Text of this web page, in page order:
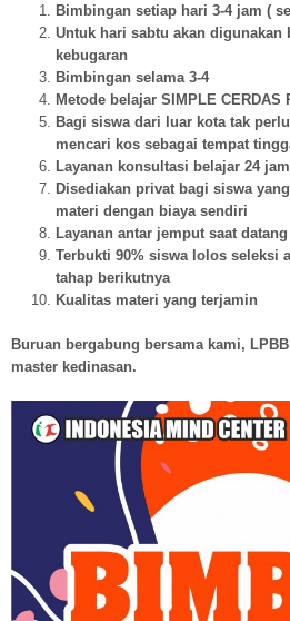
Bimbingan setiap hari 3-4 jam (
Untuk hari sabtu akan digunakan
kebugaran
Bimbingan selama 3-4
Metode belajar SIMPLE CERDAS
Bagi siswa dari luar kota tak
mencari kos sebagai tempat
Layanan konsultasi belajar 24 jam
Disediakan privat bagi siswa
materi dengan biaya sendiri
Layanan antar jemput saat
Terbukti 90% siswa lolos seleksi
tahap berikutnya
Kualitas materi yang terjamin
Buruan bergabung bersama kami, LPBB
master kedinasan.